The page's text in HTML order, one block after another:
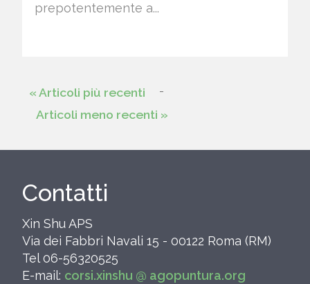
prepotentemente a...
« Articoli più recenti
-
Articoli meno recenti »
Contatti
Xin Shu APS
Via dei Fabbri Navali 15 - 00122 Roma (RM)
Tel 06-56320525
E-mail: corsi.xinshu @ agopuntura.org